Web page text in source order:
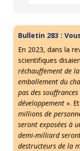
Bulletin 283 :
En 2023, dans la
scientifiques
réchauffement de
emballement du
pas des
développement».
millions de
seront exposées à
demi-milliard
destructeurs de la